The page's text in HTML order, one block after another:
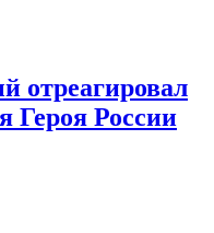
отреагировал
Героя России